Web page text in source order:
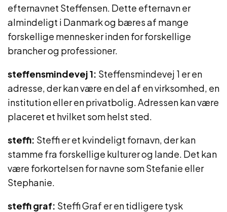
efternavnet Steffensen. Dette efternavn er
almindeligt i Danmark og bæres af mange
forskellige mennesker inden for forskellige
brancher og professioner.
steffensmindevej 1: Steffensmindevej 1 er en
adresse, der kan være en del af en virksomhed, en
institution eller en privatbolig. Adressen kan være
placeret et hvilket som helst sted.
steffi: Steffi er et kvindeligt fornavn, der kan
stamme fra forskellige kulturer og lande. Det kan
være forkortelsen for navne som Stefanie eller
Stephanie.
steffi graf: Steffi Graf er en tidligere tysk